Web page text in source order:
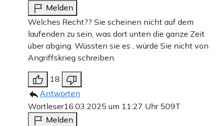
Melden
Welches Recht?? Sie scheinen nicht auf dem
laufenden zu sein, was dort unten die ganze Zeit
über abging. Wüssten sie es , würde Sie nicht von
Angriffskrieg schreiben.
18
Antworten
Wortleser16.03.2025 um 11:27 Uhr 509T
Melden